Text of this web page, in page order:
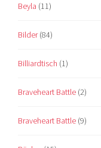
Beyla (11)
Bilder(84)
Billiardtisch (1)
Braveheart Battle (2)
Braveheart Battle (9)